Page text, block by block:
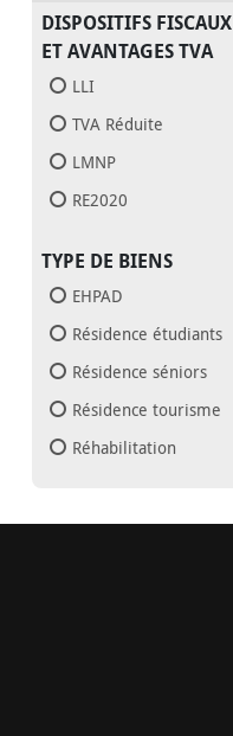
DISPOSITIFS FISCAUX
ET AVANTAGES TVA
LLI
TVA Réduite
LMNP
RE2020
TYPE DE BIENS
EHPAD
Résidence étudiants
Résidence séniors
Résidence tourisme
Réhabilitation